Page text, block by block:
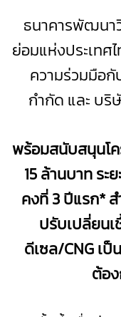
ธนาคารพัฒนา
ย่อมแห่งประเทศ
ความร่วมมือ
กำกัด และ บริ
พร้อมสนับสนุนโ
15 ล้านบาท ระ
คงที่ 3 ปีแรก*
ปรับเปลี่ยน
ดีเซล/CNG เ
ต้อ